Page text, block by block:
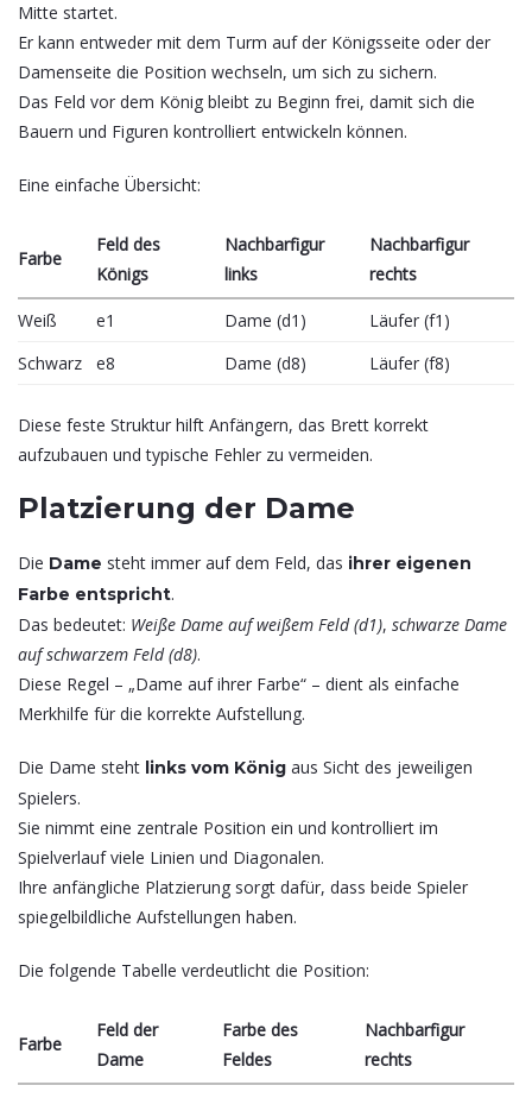
Mitte startet.
Er kann entweder mit dem Turm auf der Königsseite oder der
Damenseite die Position wechseln, um sich zu sichern.
Das Feld vor dem König bleibt zu Beginn frei, damit sich die
Bauern und Figuren kontrolliert entwickeln können.
Eine einfache Übersicht:
Farbe
Feld des
Königs
Nachbarfigur
links
Nachbarfigur
rechts
Weiß e1 Dame (d1)
Läufer (f1)
Schwarz
e8 Dame (d8) Läufer (f8)
Diese feste Struktur hilft Anfängern, das Brett korrekt
aufzubauen und typische Fehler zu vermeiden.
Platzierung der Dame
Die Dame steht immer auf dem Feld, das ihrer eigenen
Farbe entspricht.
Das bedeutet: Weiße Dame auf weißem Feld (d1), schwarze Dame
auf schwarzem Feld (d8).
Diese Regel – „Dame auf ihrer Farbe“ – dient als einfache
Merkhilfe für die korrekte Aufstellung.
Die Dame steht links vom König aus Sicht des jeweiligen
Spielers.
Sie nimmt eine zentrale Position ein und kontrolliert im
Spielverlauf viele Linien und Diagonalen.
Ihre anfängliche Platzierung sorgt dafür, dass beide Spieler
spiegelbildliche Aufstellungen haben.
Die folgende Tabelle verdeutlicht die Position:
Farbe
Feld der
Dame
Farbe des
Feldes
Nachbarfigur
rechts